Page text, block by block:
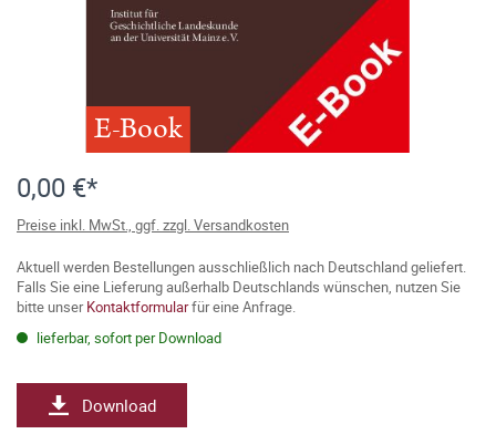
E-Book
0,00 €*
Preise inkl. MwSt., ggf. zzgl. Versandkosten
Aktuell werden Bestellungen ausschließlich nach Deutschland geliefert.
Falls Sie eine Lieferung außerhalb Deutschlands wünschen, nutzen Sie
bitte unserKontaktformularfür eine Anfrage.
lieferbar, sofort per Download
Download